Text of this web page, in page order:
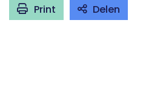
Print Delen